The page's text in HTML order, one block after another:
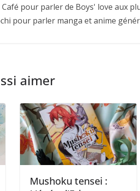
pour parler de Boys' love aux
pour parler manga et anime
aimer
Mushoku tensei :